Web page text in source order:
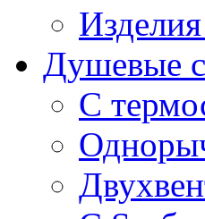
Душевые
С